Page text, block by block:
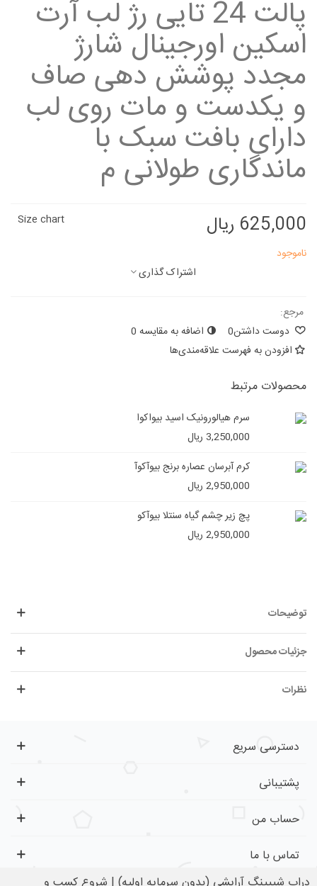
پالت 24 تایی رژ لب آرت
اسکین اورجینال شارژ
مجدد پوشش دهی صاف
و یکدست و مات روی لب
دارای بافت سبک با
ماندگاری طولانی م
625,000 ریال
Size chart
ناموجود
اشتراک گذاری
مرجع:
دوست داشتن0 اضافه به مقایسه 0
افزودن به فهرست علاقه‌مندی‌ها
محصولات مرتبط
سرم هیالورونیک اسید بیواکوا
3,250,000 ریال
کرم آبرسان عصاره برنج بیوآکوآ
2,950,000 ریال
پچ زیر چشم گیاه سنتلا بیوآکو
2,950,000 ریال
توضیحات
جزئیات محصول
نظرات
دسترسی سریع
پشتیبانی
حساب من
تماس با ما